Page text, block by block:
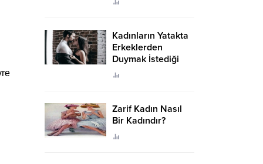
Kadınların Yatakta
Erkeklerden
Duymak İstediği
Sözler
Zarif Kadın Nasıl
Bir Kadındır?